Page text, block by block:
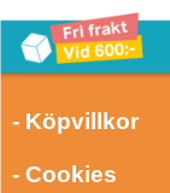
- Köpvillkor
- Cookies